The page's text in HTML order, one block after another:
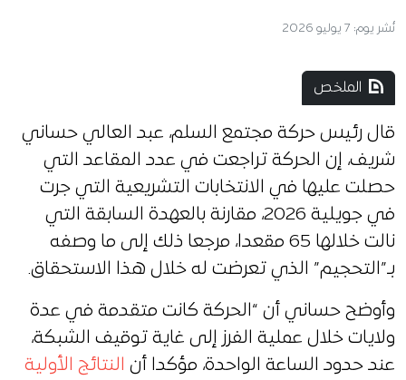
نُشر يوم: 7 يوليو 2026
الملخص
قال رئيس حركة مجتمع السلم، عبد العالي حساني
شريف، إن الحركة تراجعت في عدد المقاعد التي
حصلت عليها في الانتخابات التشريعية التي جرت
في جويلية 2026، مقارنة بالعهدة السابقة التي
نالت خلالها 65 مقعدا، مرجعا ذلك إلى ما وصفه
بـ”التحجيم” الذي تعرضت له خلال هذا الاستحقاق.
وأوضح حساني أن “الحركة كانت متقدمة في عدة
ولايات خلال عملية الفرز إلى غاية توقيف الشبكة،
عند حدود الساعة الواحدة، مؤكدا أن النتائج الأولية